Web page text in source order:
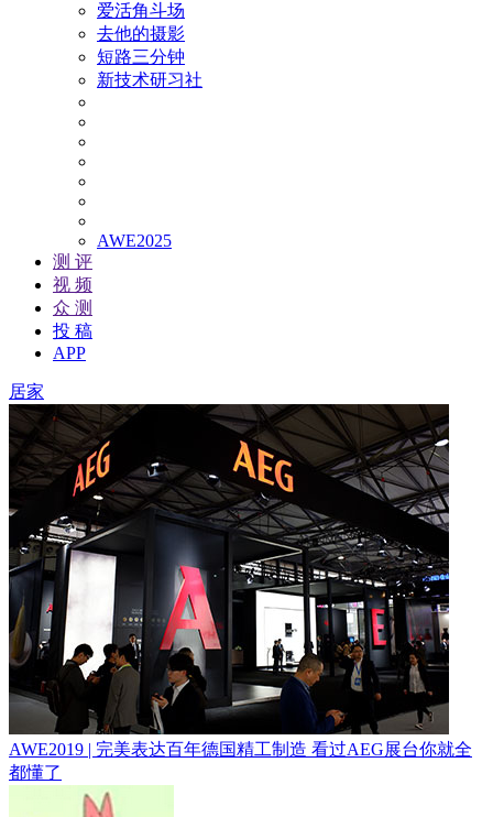
爱活角斗场
去他的摄影
短路三分钟
新技术研习社
AWE2025
测 评
视 频
众 测
投 稿
APP
居家
AWE2019 | 完美表达百年德国精工制造 看过AEG展台你就全
都懂了